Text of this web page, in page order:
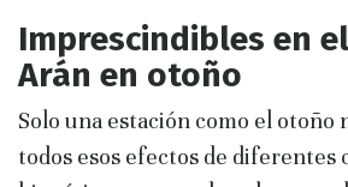
Imprescindibles en
Arán en otoño
Solo una estación como el otoño
todos esos efectos de diferentes